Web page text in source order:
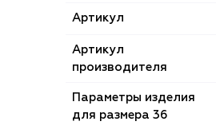
Артикул
Артикул
производителя
Параметры изделия
для размера 36